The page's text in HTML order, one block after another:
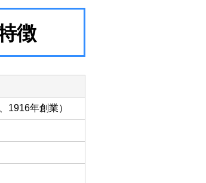
徴
1916年創業）